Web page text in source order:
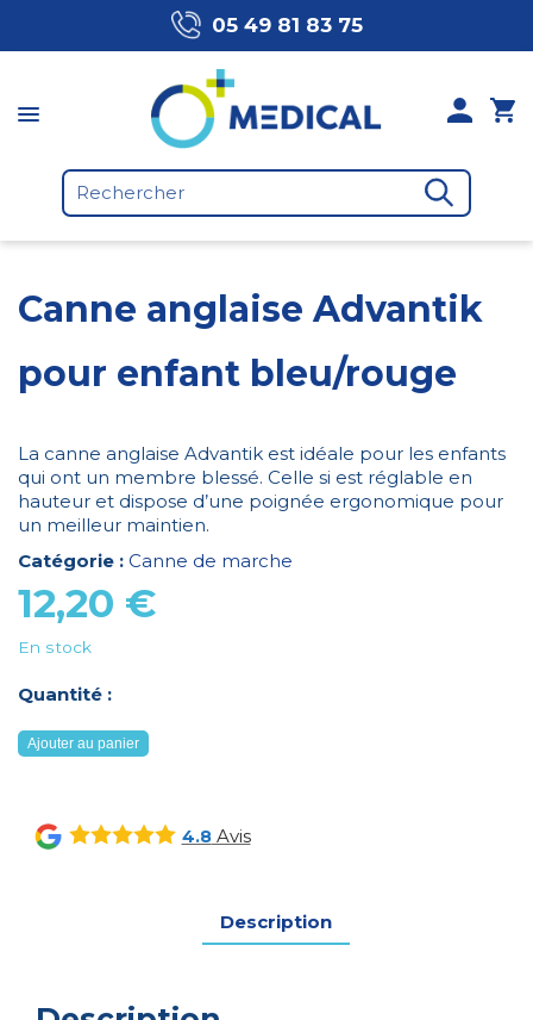
05 49 81 83 75
Canne anglaise Advantik
pour enfant bleu/rouge
La canne anglaise Advantik est idéale pour les enfants
qui ont un membre blessé. Celle si est réglable en
hauteur et dispose d’une poignée ergonomique pour
un meilleur maintien.
Catégorie : Canne de marche
12,20 €
En stock
Quantité :
de
Advantik
Ajouter au panier
4.8Avis
Description